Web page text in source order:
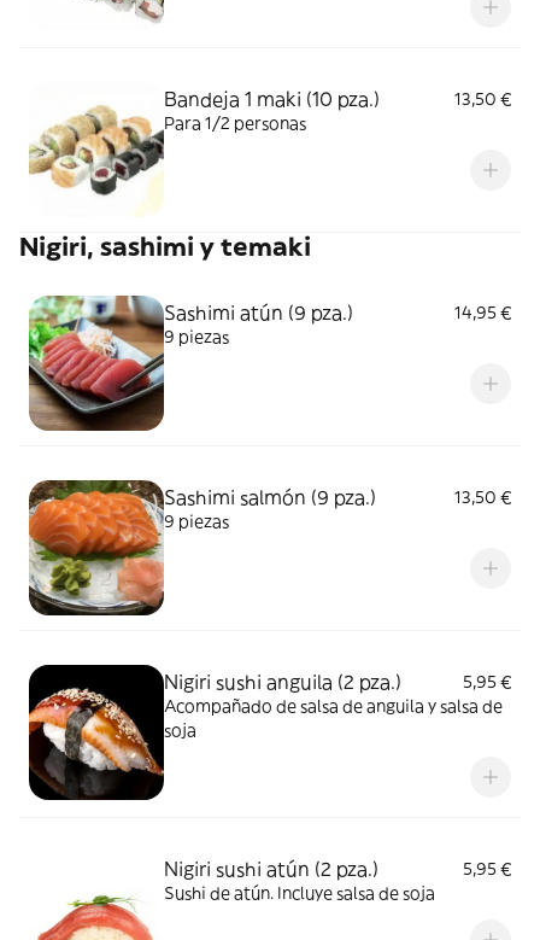
Bandeja 1 maki (10 pza.)
13,50 €
Para 1/2 personas
Nigiri, sashimi y temaki
Sashimi atún (9 pza.)
14,95 €
9 piezas
Sashimi salmón (9 pza.)
13,50 €
9 piezas
Nigiri sushi anguila (2 pza.)
5,95 €
Acompañado de salsa de anguila y salsa de
soja
Nigiri sushi atún (2 pza.)
5,95 €
Sushi de atún. Incluye salsa de soja